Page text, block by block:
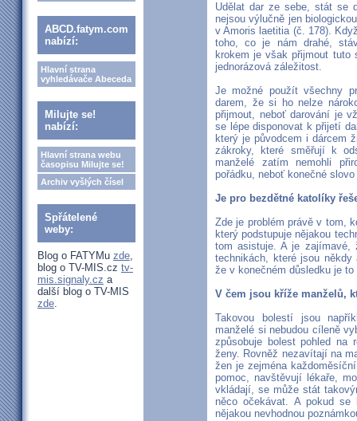
ABCD.fatym.com
nabízí:
Hlavní strana
vyhledávače Abeceda
Milujte se!
nabízí:
Hlavní strana webu
časopisu Milujte se!
Archiv vyšlých čísel
Spřátelené
weby:
Blog o FATYMu zde,
blog o TV-MIS.cz tv-
mis.signaly.cz a
další blog o TV-MIS
zde.
Udělat dar ze sebe, stát se
nejsou výlučně jen
v Amoris laetitia (č. 178).
toho, co je nám drahé,
krokem je však přijmout tuto
jednorázová záležitost.
Je možné použít všechny
darem, že si ho nelze
přijmout, neboť darování je
se lépe disponovat k přijetí
který je původcem i dárcem
zákroky, které směřují k
manželé zatím nemohli
pořádku, neboť konečné
Je pro bezdětné katolíky
Zde je problém právě v tom,
který podstupuje nějakou
tom asistuje. A je
technikách, které jsou
že v konečném důsledku je
V čem jsou kříže manželů,
Takovou bolestí jsou
manželé si nebudou cíleně
způsobuje bolest pohled na
ženy. Rovněž nezavítají na
žen je zejména
pomoc, navštěvují lékaře,
vkládají, se může stát
něco očekávat. A pokud se
nějakou nevhodnou